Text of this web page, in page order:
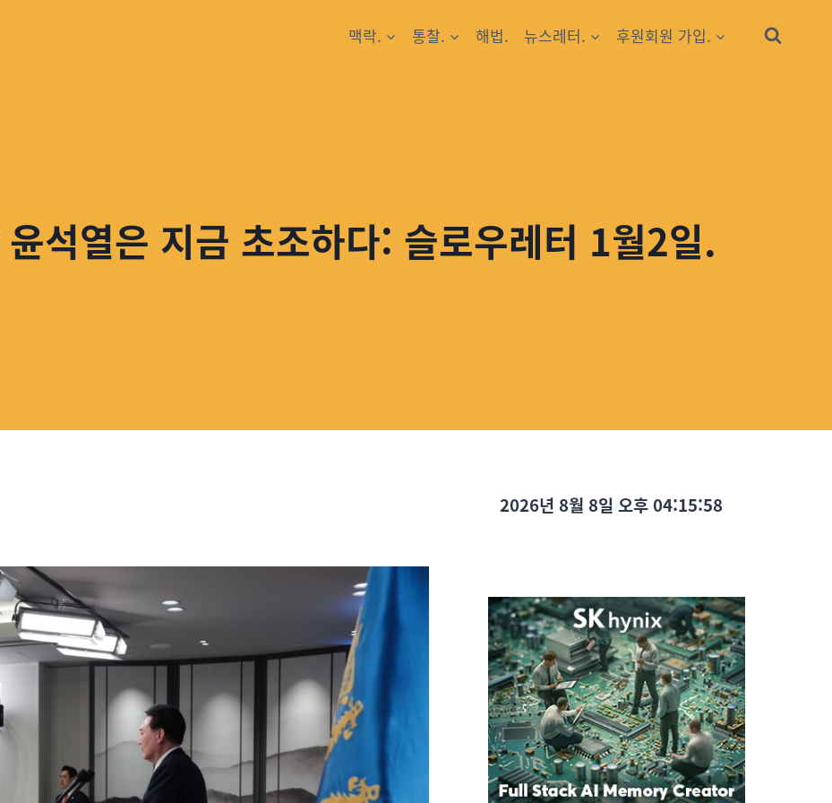
맥락. 통찰. 해법. 뉴스레터. 후원회원 가입.
석열은 지금 초조하다: 슬로우레터 1월2일.
2026년 8월 8일 오후 04:15:59